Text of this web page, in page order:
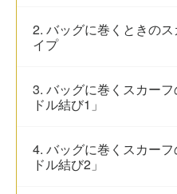
2. バッグに巻くときの
イプ
3. バッグに巻くスカー
ドル結び1」
4. バッグに巻くスカー
ドル結び2」